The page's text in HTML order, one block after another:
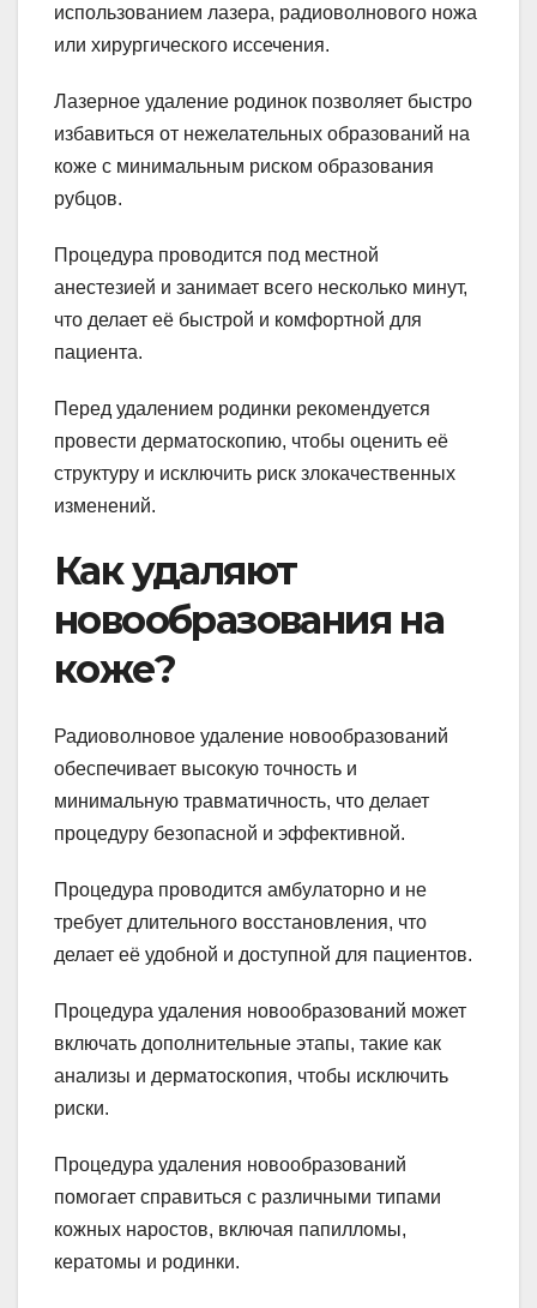
использованием лазера, радиоволнового ножа
или хирургического иссечения.
Лазерное удаление родинок позволяет быстро
избавиться от нежелательных образований на
коже с минимальным риском образования
рубцов.
Процедура проводится под местной
анестезией и занимает всего несколько минут,
что делает её быстрой и комфортной для
пациента.
Перед удалением родинки рекомендуется
провести дерматоскопию, чтобы оценить её
структуру и исключить риск злокачественных
изменений.
Как удаляют
новообразования на
коже?
Радиоволновое удаление новообразований
обеспечивает высокую точность и
минимальную травматичность, что делает
процедуру безопасной и эффективной.
Процедура проводится амбулаторно и не
требует длительного восстановления, что
делает её удобной и доступной для пациентов.
Процедура удаления новообразований может
включать дополнительные этапы, такие как
анализы и дерматоскопия, чтобы исключить
риски.
Процедура удаления новообразований
помогает справиться с различными типами
кожных наростов, включая папилломы,
кератомы и родинки.